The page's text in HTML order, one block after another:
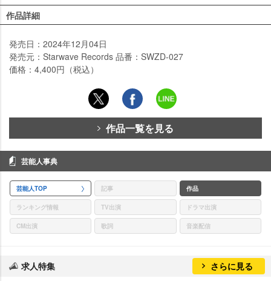
作品詳細
発売日：2024年12月04日
発売元：Starwave Records 品番：SWZD-027
価格：4,400円（税込）
作品一覧を見る
芸能人事典
芸能人TOP 記事 作品
ランキング情報 TV出演 ドラマ出演
CM出演 歌詞 音楽配信
求人特集 さらに見る